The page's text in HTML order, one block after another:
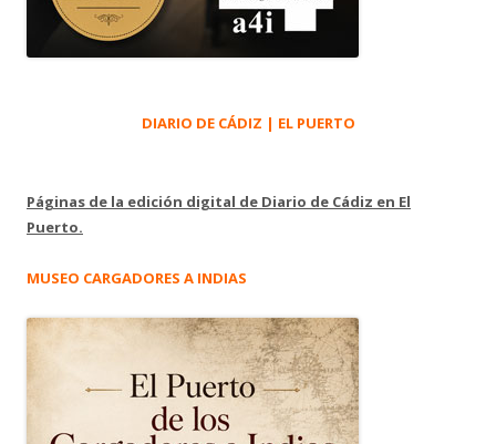
DIARIO DE CÁDIZ | EL PUERTO
Páginas de la edición digital de Diario de Cádiz en El
Puerto.
MUSEO CARGADORES A INDIAS